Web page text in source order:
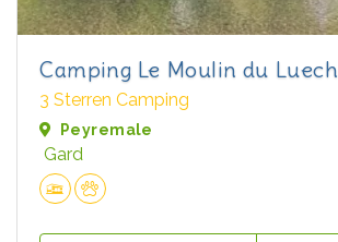
Camping Le Moulin du Luech
3 Sterren Camping
Peyremale
Gard